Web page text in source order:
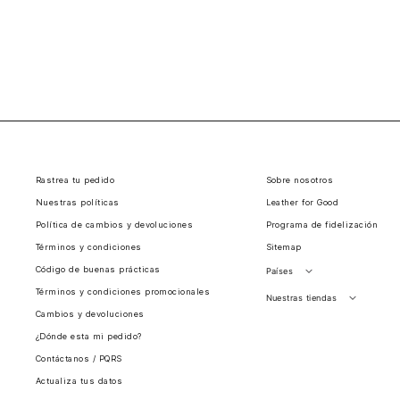
Rastrea tu pedido
Nuestras políticas
Política de cambios y devoluciones
Términos y condiciones
Código de buenas prácticas
Términos y condiciones promocionales
Cambios y devoluciones
¿Dónde esta mi pedido?
Contáctanos / PQRS
Actualiza tus datos
Sobre nosotros
Leather for Good
Programa de fidelización
Sitemap
Países
Perú
Nuestras tiendas